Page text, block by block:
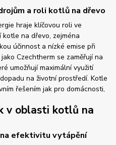
a roli kotlů na dřevo
hraje klíčovou roli ve
na dřevo, zejména
účinnost a nízké emise při
Czechtherm se zaměřují na
umožňují maximální využití
na životní prostředí. Kotle
řešením jak pro domácnosti,
v oblasti kotlů na
efektivitu vytápění